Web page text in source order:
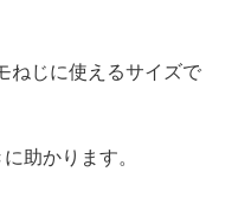
ねじに使えるサイズで
助かります。